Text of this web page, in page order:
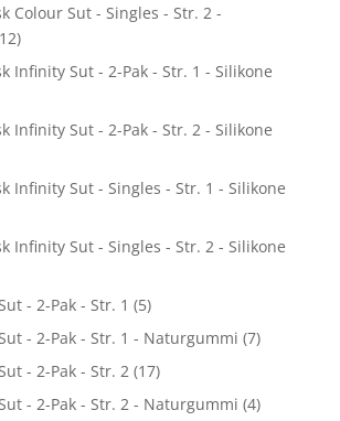
Colour Sut - Singles - Str. 2 -
Infinity Sut - 2-Pak - Str. 1 - Silikone
Infinity Sut - 2-Pak - Str. 2 - Silikone
Infinity Sut - Singles - Str. 1 - Silikone
Infinity Sut - Singles - Str. 2 - Silikone
- 2-Pak - Str. 1 (5)
- 2-Pak - Str. 1 - Naturgummi (7)
- 2-Pak - Str. 2 (17)
- 2-Pak - Str. 2 - Naturgummi (4)